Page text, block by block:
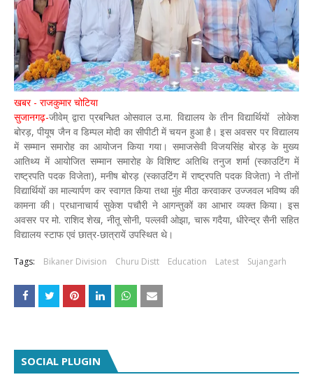
खबर - राजकुमार चोटिया
सुजानगढ़-जीवेम् द्वारा प्रबन्धित ओसवाल उ.मा. विद्यालय के तीन विद्यार्थियों लोकेश
बोरड़, पीयूष जैन व डिम्पल मोदी का सीपीटी में चयन हुआ है। इस अवसर पर विद्यालय
में सम्मान समारोह का आयोजन किया गया। समाजसेवी विजयसिंह बोरड़ के मुख्य
आतिथ्य में आयोजित सम्मान समारोह के विशिष्ट अतिथि तनुज शर्मा (स्काउटिंग में
राष्ट्रपति पदक विजेता), मनीष बोरड़ (स्काउटिंग में राष्ट्रपति पदक विजेता) ने तीनों
विद्यार्थियों का माल्यार्पण कर स्वागत किया तथा मुंह मीठा करवाकर उज्जवल भविष्य की
कामना की। प्रधानाचार्य सुकेश पचौरी ने आगन्तुकों का आभार व्यक्त किया। इस
अवसर पर मो. राशिद शेख, नीतू सोनी, पल्लवी ओझा, चारू गदैया, धीरेन्द्र सैनी सहित
विद्यालय स्टाफ एवं छात्र-छात्रायें उपस्थित थे।
Tags: Bikaner Division Churu Distt Education Latest Sujangarh
SOCIAL PLUGIN